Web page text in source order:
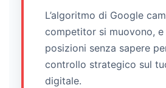
L’algoritmo di Google
competitor si muovono,
posizioni senza sapere
controllo strategico sul
digitale.